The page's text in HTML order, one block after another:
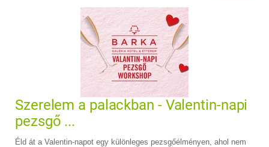
Szerelem a palackban - Valentin-napi
pezsgő ...
Éld át a Valentin-napot egy különleges pezsgőélményen, ahol nem